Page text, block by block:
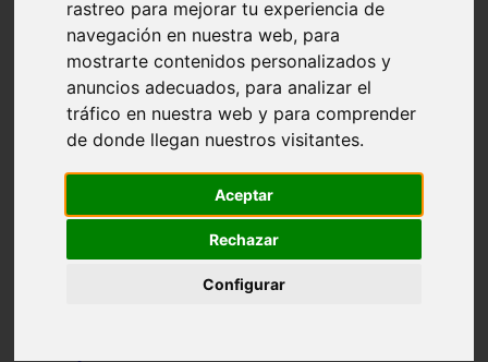
rastreo para mejorar tu experiencia de
navegación en nuestra web, para
mostrarte contenidos personalizados y
anuncios adecuados, para analizar el
tráfico en nuestra web y para comprender
de donde llegan nuestros visitantes.
Aceptar
Rechazar
Configurar
comportamiento
protagonistas
reptiles
abandono
adopci n
ferias
higiene
acuario
comercios
viajar